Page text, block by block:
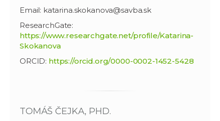
Email: katarina.skokanova@savba.sk
ResearchGate:
https://www.researchgate.net/profile/Katarina-
Skokanova
ORCID: https://orcid.org/0000-0002-1452-5428
TOMÁŠ ČEJKA, PHD.